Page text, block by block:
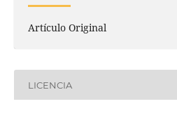
Artículo Original
LICENCIA